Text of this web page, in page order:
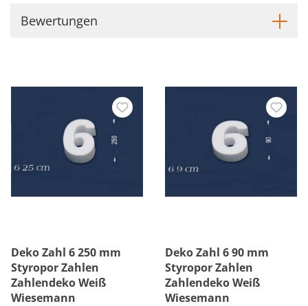
Bewertungen
Deko Zahl 6 250 mm
Styropor Zahlen
Zahlendeko Weiß
Wiesemann
Deko Zahl 6 90 mm
Styropor Zahlen
Zahlendeko Weiß
Wiesemann